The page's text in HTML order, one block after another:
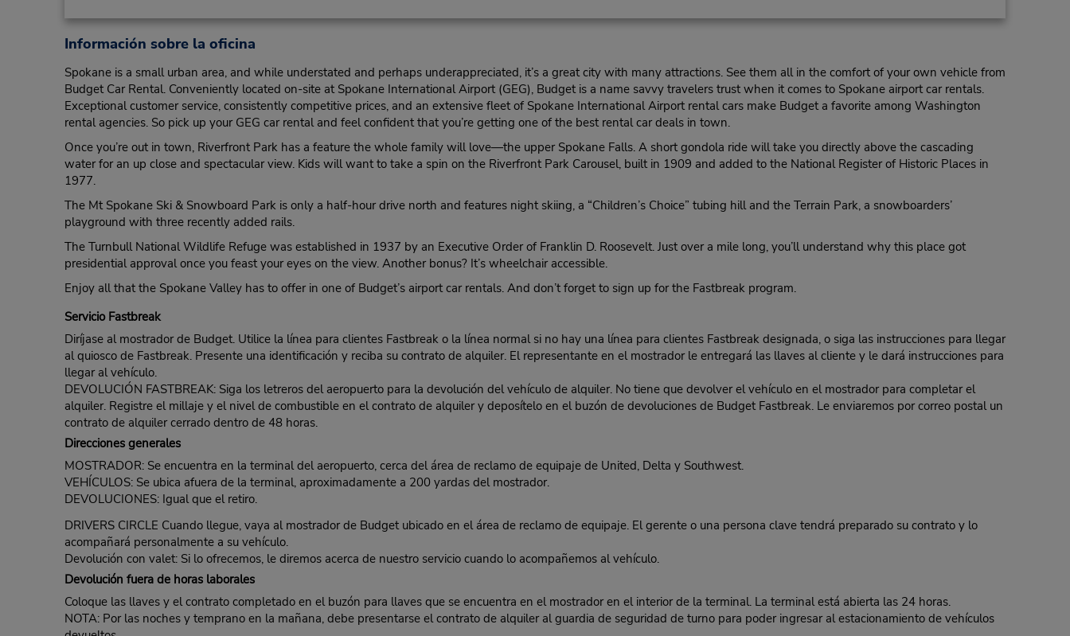
Información sobre la oficina
Spokane is a small urban area, and while understated and perhaps underappreciated, it’s a great city with many attractions. See them all in the comfort of your own vehicle from
Budget Car Rental. Conveniently located on-site at Spokane International Airport (GEG), Budget is a name savvy travelers trust when it comes to Spokane airport car rentals.
Exceptional customer service, consistently competitive prices, and an extensive fleet of Spokane International Airport rental cars make Budget a favorite among Washington
rental agencies. So pick up your GEG car rental and feel confident that you’re getting one of the best rental car deals in town.
Once you’re out in town, Riverfront Park has a feature the whole family will love—the upper Spokane Falls. A short gondola ride will take you directly above the cascading
water for an up close and spectacular view. Kids will want to take a spin on the Riverfront Park Carousel, built in 1909 and added to the National Register of Historic Places in
1977.
The Mt Spokane Ski & Snowboard Park is only a half-hour drive north and features night skiing, a “Children’s Choice” tubing hill and the Terrain Park, a snowboarders’
playground with three recently added rails.
The Turnbull National Wildlife Refuge was established in 1937 by an Executive Order of Franklin D. Roosevelt. Just over a mile long, you’ll understand why this place got
presidential approval once you feast your eyes on the view. Another bonus? It’s wheelchair accessible.
Enjoy all that the Spokane Valley has to offer in one of Budget’s airport car rentals. And don’t forget to sign up for the Fastbreak program.
Servicio Fastbreak
Diríjase al mostrador de Budget. Utilice la línea para clientes Fastbreak o la línea normal si no hay una línea para clientes Fastbreak designada, o siga las instrucciones para llegar
al quiosco de Fastbreak. Presente una identificación y reciba su contrato de alquiler. El representante en el mostrador le entregará las llaves al cliente y le dará instrucciones para
llegar al vehículo.
DEVOLUCIÓN FASTBREAK: Siga los letreros del aeropuerto para la devolución del vehículo de alquiler. No tiene que devolver el vehículo en el mostrador para completar el
alquiler. Registre el millaje y el nivel de combustible en el contrato de alquiler y deposítelo en el buzón de devoluciones de Budget Fastbreak. Le enviaremos por correo postal un
contrato de alquiler cerrado dentro de 48 horas.
Direcciones generales
MOSTRADOR: Se encuentra en la terminal del aeropuerto, cerca del área de reclamo de equipaje de United, Delta y Southwest.
VEHÍCULOS: Se ubica afuera de la terminal, aproximadamente a 200 yardas del mostrador.
DEVOLUCIONES: Igual que el retiro.
DRIVERS CIRCLE Cuando llegue, vaya al mostrador de Budget ubicado en el área de reclamo de equipaje. El gerente o una persona clave tendrá preparado su contrato y lo
acompañará personalmente a su vehículo.
Devolución con valet: Si lo ofrecemos, le diremos acerca de nuestro servicio cuando lo acompañemos al vehículo.
Devolución fuera de horas laborales
Coloque las llaves y el contrato completado en el buzón para llaves que se encuentra en el mostrador en el interior de la terminal. La terminal está abierta las 24 horas.
NOTA: Por las noches y temprano en la mañana, debe presentarse el contrato de alquiler al guardia de seguridad de turno para poder ingresar al estacionamiento de vehículos